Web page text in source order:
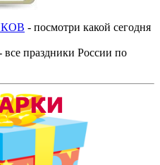
- посмотри какой сегодня
все праздники России по